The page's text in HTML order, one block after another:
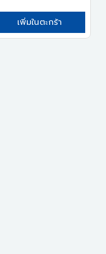
เพิ่มในตะกร้า